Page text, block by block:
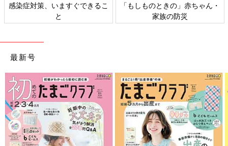
感染症対策、いますぐできるこ
と
「もしものときの」赤ちゃん・
家族の防災
最新号